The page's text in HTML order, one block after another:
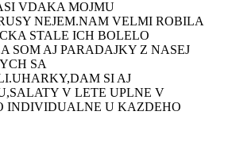
VDAKA MOJMU
NEJEM.NAM VELMI ROBILA
STALE ICH BOLELO
SOM AJ PARADAJKY Z NASEJ
SA
SI AJ
V LETE UPLNE V
INDIVIDUALNE U KAZDEHO